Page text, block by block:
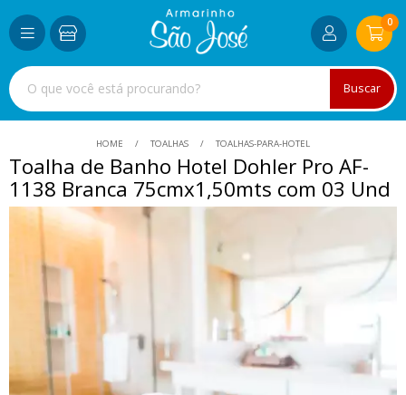
Buscar
0
HOME TOALHAS TOALHAS-PARA-HOTEL
Toalha de Banho Hotel Dohler Pro AF-
1138 Branca 75cmx1,50mts com 03 Und